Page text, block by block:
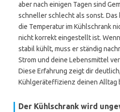
aber nach einigen Tagen sind
schneller schlecht als sonst. Das
die Temperatur im Kühlschrank
nicht korrekt eingestellt ist.
stabil kühlt, muss er ständig
Strom und deine Lebensmittel
Diese Erfahrung zeigt dir
Kühlgeräteffizienz deinen Alltag
Der Kühlschrank wird